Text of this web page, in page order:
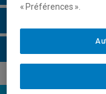
« Préférences ».